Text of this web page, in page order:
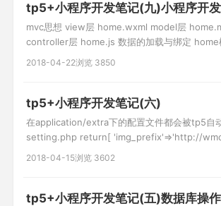
tp5+小程序开发笔记(九)小程序开发
mvc思想 view层 home.wxml model层
controller层 home.js 数据的加载与绑定 home
class Home{ //构造函数 constructor(){ }
2018-04-22浏览 3850
tp5+小程序开发笔记(六)
在application/extra下的配置文件都会被tp5自
setting.php return[ 'img_prefix'=>'http://
使用模型的获取器拼接图片路径 tp5中只有
2018-04-15浏览 3602
tp5+小程序开发笔记(五)数据库操作